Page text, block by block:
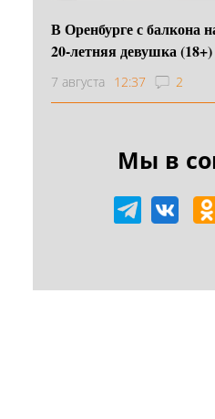
В Оренбурге с балкона
20-летняя девушка (18+)
7 августа 12:37 2
Мы в